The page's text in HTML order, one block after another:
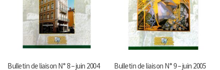
Bulletin de liaison N° 8 – juin 2004 Bulletin de liaison N° 9 – juin 2005